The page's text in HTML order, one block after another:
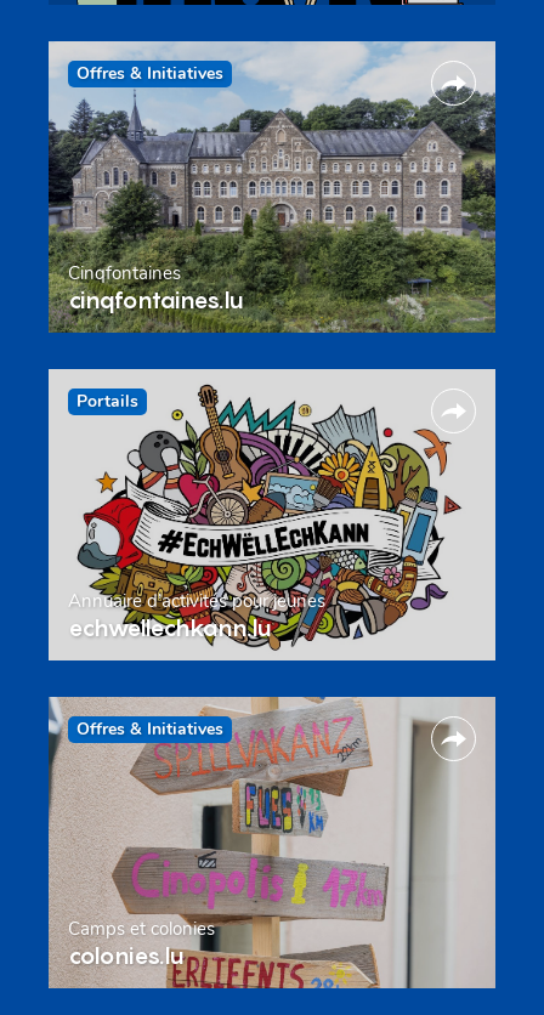
Offres & Initiatives
Cinqfontaines
cinqfontaines.lu
Portails
Annuaire d’activités pour jeunes
echwellechkann.lu
Offres & Initiatives
Camps et colonies
colonies.lu